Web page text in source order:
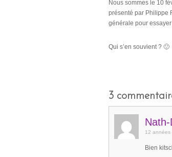
Nous sommes le 10
présenté par Philippe
générale pour
Qui s’en souvient ? 🙂
3
12 années
Bien